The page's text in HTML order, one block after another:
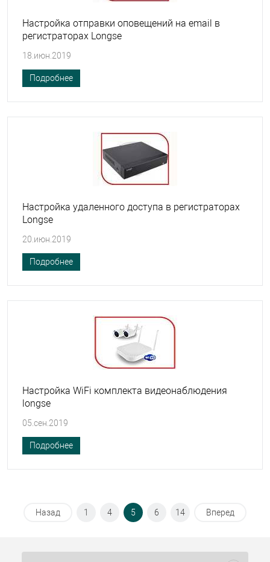
Настройка отправки оповещений на email в
регистраторах Longse
18.июн.2019
Подробнее
Настройка удаленного доступа в регистраторах
Longse
20.июн.2019
Подробнее
Настройка WiFi комплекта видеонаблюдения
longse
05.сен.2019
Подробнее
Назад 1 4 5 6 14 Вперед